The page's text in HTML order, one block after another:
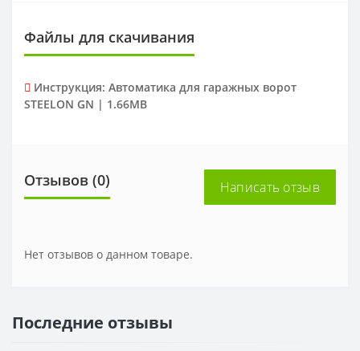
Файлы для скачивания
Инструкция: Автоматика для гаражных ворот
STEELON GN | 1.66MB
Отзывов (0) Написать отзыв
Нет отзывов о данном товаре.
Последние отзывы